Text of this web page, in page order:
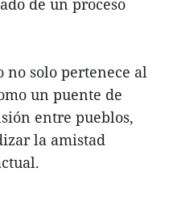
de un proceso
no solo pertenece al
un puente de
entre pueblos,
la amistad